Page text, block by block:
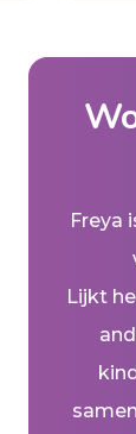
Freya
Lijkt